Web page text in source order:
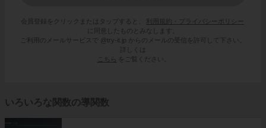
会員登録をクリックまたはタップすると、
利用規約・プライバシーポリシー
に同意したものとみなします。
ご利用のメールサービスで @try-it.jp からのメールの受信を許可して下さい。
詳しくは
こちら
をご覧ください。
いろいろな関数の導関数